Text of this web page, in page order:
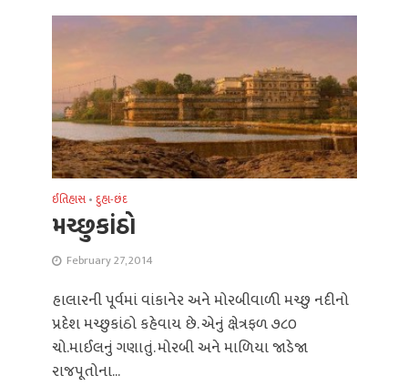
ઈતિહાસ • દુહા-છંદ
મચ્છુકાંઠો
February 27, 2014
હાલારની પૂર્વમાં વાંકાનેર અને મોરબીવાળી મચ્છુ નદીનો
પ્રદેશ મચ્છુકાંઠો કહેવાય છે. એનું ક્ષેત્રફળ ૭૮૦
ચો.માઈલનું ગણાતું. મોરબી અને માળિયા જાડેજા
રાજપૂતોના...